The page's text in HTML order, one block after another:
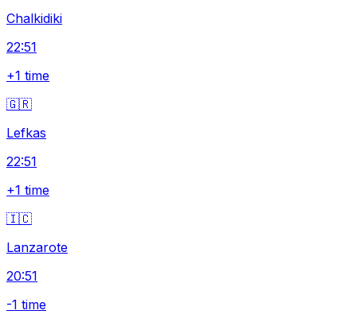
Chalkidiki
22:51
+1 time
🇬🇷
Lefkas
22:51
+1 time
🇮🇨
Lanzarote
20:51
-1 time